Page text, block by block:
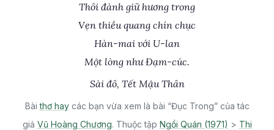
Thôi đành giữ hương trong
Vẹn thiều quang chín chục
Hàn-mai với U-lan
Một lòng như Đạm-cúc.
Sài đô, Tết Mậu Thân
Bàithơ haycác bạn vừa xem là bài “Đục Trong” của tác
giả Vũ Hoàng Chương. Thuộc tập Ngồi Quán (1971) > Thi